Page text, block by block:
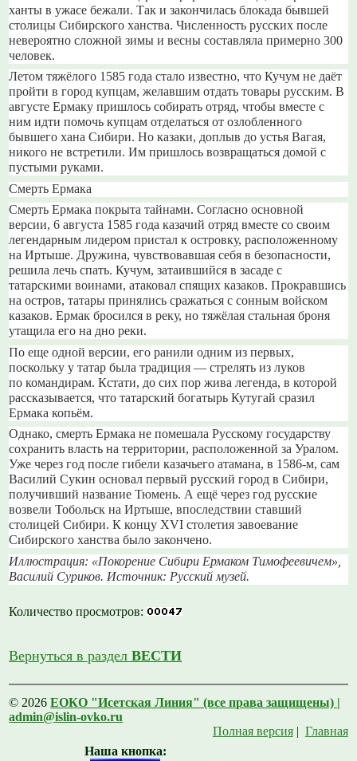
ханты в ужасе бежали. Так и закончилась блокада бывшей
столицы Сибирского ханства. Численность русских после
невероятно сложной зимы и весны составляла примерно 300
человек.
Летом тяжёлого 1585 года стало известно, что Кучум не даёт
пройти в город купцам, желавшим отдать товары русским. В
августе Ермаку пришлось собирать отряд, чтобы вместе с
ним идти помочь купцам отделаться от озлобленного
бывшего хана Сибири. Но казаки, доплыв до устья Вагая,
никого не встретили. Им пришлось возвращаться домой с
пустыми руками.
Смерть Ермака
Смерть Ермака покрыта тайнами. Согласно основной
версии, 6 августа 1585 года казачий отряд вместе со своим
легендарным лидером пристал к островку, расположенному
на Иртыше. Дружина, чувствовавшая себя в безопасности,
решила лечь спать. Кучум, затаившийся в засаде с
татарскими воинами, атаковал спящих казаков. Прокравшись
на остров, татары принялись сражаться с сонным войском
казаков. Ермак бросился в реку, но тяжёлая стальная броня
утащила его на дно реки.
По еще одной версии, его ранили одним из первых,
поскольку у татар была традиция — стрелять из луков
по командирам. Кстати, до сих пор жива легенда, в которой
рассказывается, что татарский богатырь Кутугай сразил
Ермака копьём.
Однако, смерть Ермака не помешала Русскому государству
сохранить власть на территории, расположенной за Уралом.
Уже через год после гибели казачьего атамана, в 1586-м, сам
Василий Сукин основал первый русский город в Сибири,
получивший название Тюмень. А ещё через год русские
возвели Тобольск на Иртыше, впоследствии ставший
столицей Сибири. К концу XVI столетия завоевание
Сибирского ханства было закончено.
Иллюстрация: «Покорение Сибири Ермаком Тимофеевичем»,
Василий Суриков. Источник: Русский музей.
Количество просмотров:
Вернуться в разделВЕСТИ
© 2026ЕОКО "Исетская Линия" (все права защищены) |
admin@islin-ovko.ru
Полная версия| Главная
Наша кнопка: